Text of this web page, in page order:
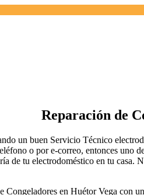
Reparación de
un buen Servicio Técnico
o por e-correo, entonces
de tu electrodoméstico en tu casa.
Congeladores en Huétor Vega con